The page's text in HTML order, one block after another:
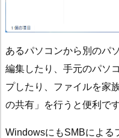
あるパソコンから別のパ
編集したり、手元のパソ
プしたり、ファイルを家
の共有」を行うと便利です
WindowsにもSMBによる